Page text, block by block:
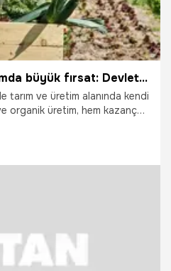
Genç girişimcilere tarımda büyük fırsat: Devlet destekleriyle iş kurun
tarım ve üretim alanında kendi
organik üretim, hem kazanç